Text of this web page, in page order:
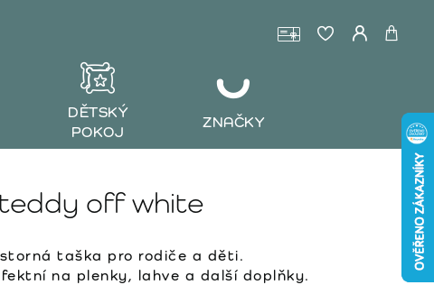
DĚTSKÝ
POKOJ
ZNAČKY
off white
taška pro rodiče a děti.
na plenky, lahve a další doplňky.